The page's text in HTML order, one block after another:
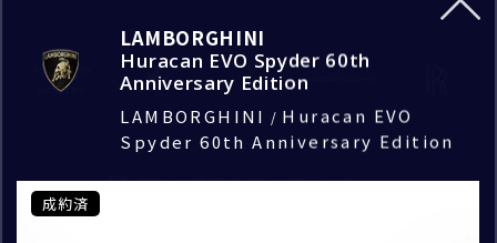
CORNES MOMENT
CORNES RACING
CONECO
CORNES RESERVE
詳しく検索条件を設定する
Bentley
Lamborghini
Rolls-Royce
MODEL
LAMBORGHINI
Huracan EVO Spyder 60th
Anniversary Edition
LAMBORGHINI / Huracan EVO
Spyder 60th Anniversary Edition
成約済
成約済
成約済
成約済
成約済
成約済
成約済
成約済
成約済
成約済
成約済
成約済
成約済
成約済
成約済
成約済
成約済
成約済
成約済
成約済
成約済
成約済
成約済
成約済
成約済
成約済
成約済
成約済
成約済
成約済
成約済
成約済
成約済
成約済
成約済
成約済
成約済
成約済
成約済
成約済
｢*｣は必須項目です。
必ずご入力をお願いいたします。
Lamborghini
お問い合わせの店舗
ランボルギーニ芝 ショールーム